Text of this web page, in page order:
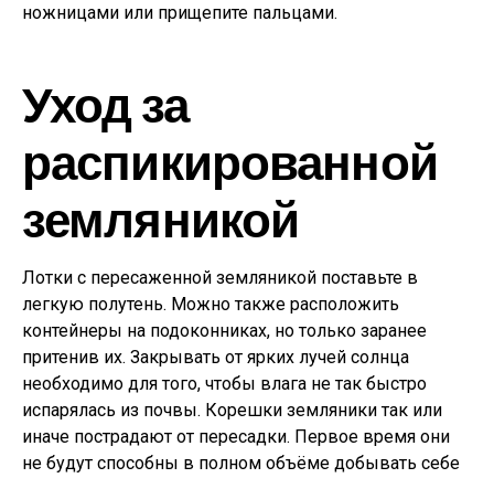
ножницами или прищепите пальцами.
Уход за
распикированной
земляникой
Лотки с пересаженной земляникой поставьте в
легкую полутень. Можно также расположить
контейнеры на подоконниках, но только заранее
притенив их. Закрывать от ярких лучей солнца
необходимо для того, чтобы влага не так быстро
испарялась из почвы. Корешки земляники так или
иначе пострадают от пересадки. Первое время они
не будут способны в полном объёме добывать себе